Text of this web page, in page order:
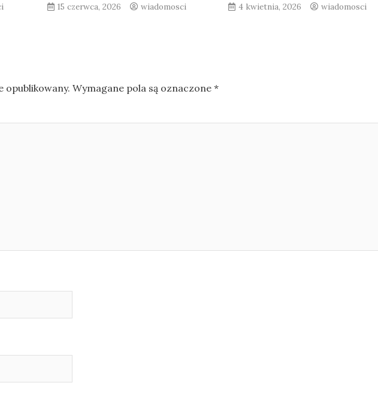
15 czerwca, 2026 wiadomosci 4 kwietnia, 2026 wiadomosci
opublikowany. Wymagane pola są oznaczone*